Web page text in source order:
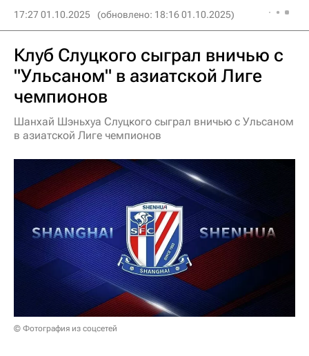
17:27 01.10.2025 (обновлено: 18:16 01.10.2025)
Клуб Слуцкого сыграл вничью с
"Ульсаном" в азиатской Лиге
чемпионов
Шанхай Шэньхуа Слуцкого сыграл вничью с Ульсаном
в азиатской Лиге чемпионов
© Фотография из соцсетей